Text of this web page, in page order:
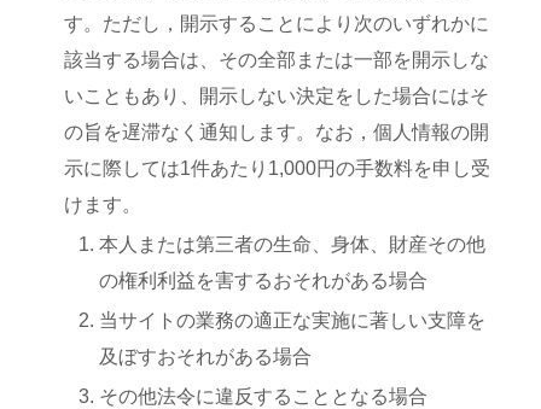
す。ただし，開示することにより次のいずれかに
該当する場合は、その全部または一部を開示しな
いこともあり、開示しない決定をした場合にはそ
の旨を遅滞なく通知します。なお，個人情報の開
示に際しては1件あたり1,000円の手数料を申し受
けます。
本人または第三者の生命、身体、財産その他
の権利利益を害するおそれがある場合
当サイトの業務の適正な実施に著しい支障を
及ぼすおそれがある場合
その他法令に違反することとなる場合